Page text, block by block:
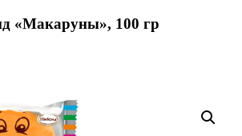
«Макаруны», 100 гр